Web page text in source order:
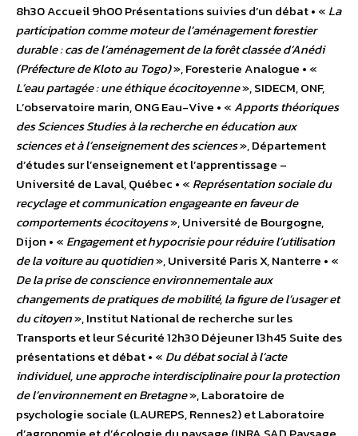
8h30 Accueil 9h00 Présentations suivies d’un débat • « La
participation comme moteur de l’aménagement forestier
durable : cas de l’aménagement de la forêt classée d’Anédi
(Préfecture de Kloto au Togo)», Foresterie Analogue • «
L’eau partagée : une éthique écocitoyenne», SIDECM, ONF,
L’observatoire marin, ONG Eau-Vive • « Apports théoriques
des Sciences Studies à la recherche en éducation aux
sciences et à l’enseignement des sciences», Département
d’études sur l’enseignement et l’apprentissage –
Université de Laval, Québec • « Représentation sociale du
recyclage et communication engageante en faveur de
comportements écocitoyens», Université de Bourgogne,
Dijon • « Engagement et hypocrisie pour réduire l’utilisation
de la voiture au quotidien», Université Paris X, Nanterre • «
De la prise de conscience environnementale aux
changements de pratiques de mobilité, la figure de l’usager et
du citoyen», Institut National de recherche sur les
Transports et leur Sécurité 12h30 Déjeuner 13h45 Suite des
présentations et débat • « Du débat social à l’acte
individuel, une approche interdisciplinaire pour la protection
de l’environnement en Bretagne», Laboratoire de
psychologie sociale (LAUREPS, Rennes2) et Laboratoire